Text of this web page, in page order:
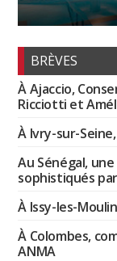
BRÈVES
À Ajaccio,
Ricciotti et
À Ivry-sur-
Au Sénégal,
sophistiqués
À Issy-les-
À Colombes,
ANMA